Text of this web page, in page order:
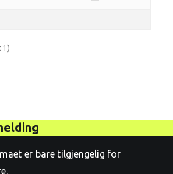
1)
er bare tilgjengelig for